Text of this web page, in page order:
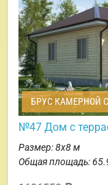
БРУС КАМЕРНОЙ
№47 Дом с
Размер: 8х8 м
Общая площадь: